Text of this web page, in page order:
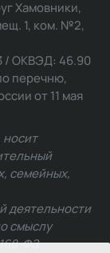
Хамовники,
1, ком. №2,
/ ОКВЭД: 46.90
перечню,
от 11 мая
носит
семейных,
деятельности
смыслу
ФЗ.